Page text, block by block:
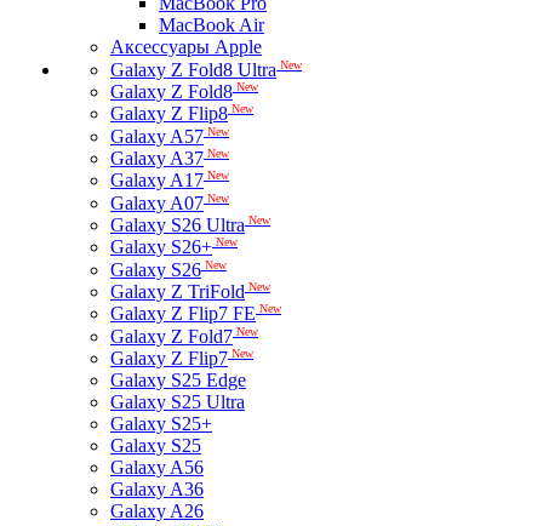
MacBook Air
Аксессуары Apple
Galaxy Z Fold8 Ultra New
Galaxy Z Fold8 New
Galaxy Z Flip8 New
Galaxy A57 New
Galaxy A37 New
Galaxy A17 New
Galaxy A07 New
Galaxy S26 Ultra New
Galaxy S26+ New
Galaxy S26 New
Galaxy Z TriFold New
Galaxy Z Flip7 FE New
Galaxy Z Fold7 New
Galaxy Z Flip7 New
Galaxy S25 Edge
Galaxy S25 Ultra
Galaxy S25+
Galaxy S25
Galaxy A56
Galaxy A36
Galaxy A26